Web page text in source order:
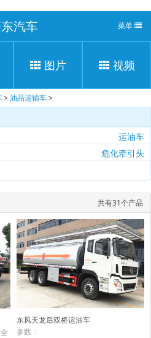
汽车 菜单
图片 视频
>油品运输车>
运油车
危化牵引头
共有31个产品
东风天龙后双桥运油车
参数：